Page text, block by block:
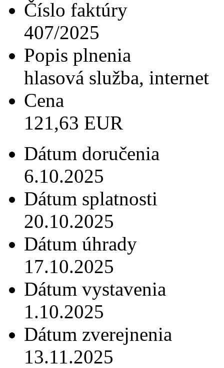
Číslo faktúry
407/2025
Popis plnenia
hlasová služba, internet
Cena
121,63 EUR
Dátum doručenia
6.10.2025
Dátum splatnosti
20.10.2025
Dátum úhrady
17.10.2025
Dátum vystavenia
1.10.2025
Dátum zverejnenia
13.11.2025